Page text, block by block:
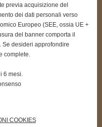
previa acquisizione del
dei dati personali verso
Europeo (SEE, ossia UE +
del banner comporta il
Se desideri approfondire
complete.
6 mesi.
COOKIES